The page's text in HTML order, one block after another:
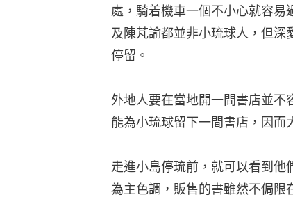
處，騎着機車一個不小心就容易
及陳芃諭都並非小琉球人，但
停留。
外地人要在當地開一間書店並
能為小琉球留下一間書店，因而
走進小島停琉前，就可以看到
為主色調，販售的書雖然不侷限